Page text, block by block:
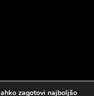
zagotovi najboljšo